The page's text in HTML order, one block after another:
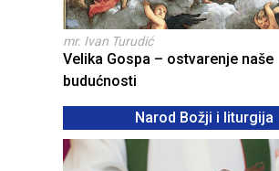
mr. Ivan Turudić
Velika Gospa – ostvarenje naše
budućnosti
Narod Božji i liturgija